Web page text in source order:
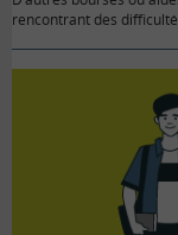
rencontrant des